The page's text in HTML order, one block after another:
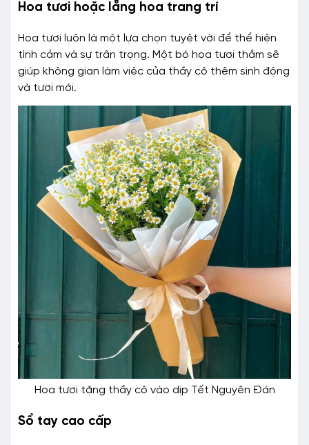
Hoa tươi hoặc lẵng hoa trang trí
Hoa tươi luôn là một lựa chọn tuyệt vời để thể hiện
tình cảm và sự trân trọng. Một bó hoa tươi thắm sẽ
giúp không gian làm việc của thầy cô thêm sinh động
và tươi mới.
Hoa tươi tặng thầy cô vào dịp Tết Nguyên Đán
Sổ tay cao cấp